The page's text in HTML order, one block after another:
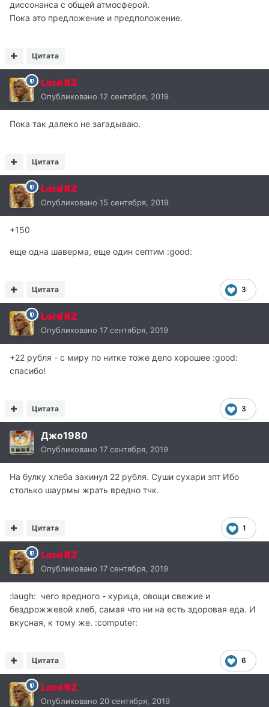
диссонанса с общей атмосферой.
Пока это предложение и предположение.
Цитата
Lord RZ
Опубликовано 12 сентября, 2019
Пока так далеко не загадываю.
Цитата
Lord RZ
Опубликовано 15 сентября, 2019
+150
еще одна шаверма, еще один септим :good:
3
Цитата
Lord RZ
Опубликовано 17 сентября, 2019
+22 рубля - с миру по нитке тоже дело хорошее :good:
спасибо!
3
Цитата
Джо1980
Опубликовано 17 сентября, 2019
На булку хлеба закинул 22 рубля. Суши сухари зпт Ибо
столько шаурмы жрать вредно тчк.
1
Цитата
Lord RZ
Опубликовано 17 сентября, 2019
:laugh: чего вредного - курица, овощи свежие и
бездрожжевой хлеб, самая что ни на есть здоровая еда. И
вкусная, к тому же. :computer:
6
Цитата
Lord RZ
Опубликовано 20 сентября, 2019